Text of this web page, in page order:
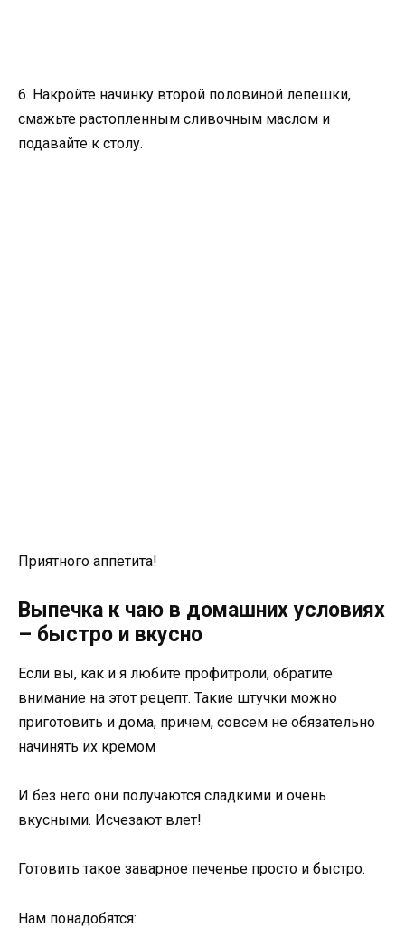
6. Накройте начинку второй половиной лепешки,
смажьте растопленным сливочным маслом и
подавайте к столу.
Приятного аппетита!
Выпечка к чаю в домашних условиях
– быстро и вкусно
Если вы, как и я любите профитроли, обратите
внимание на этот рецепт. Такие штучки можно
приготовить и дома, причем, совсем не обязательно
начинять их кремом
И без него они получаются сладкими и очень
вкусными. Исчезают влет!
Готовить такое заварное печенье просто и быстро.
Нам понадобятся: